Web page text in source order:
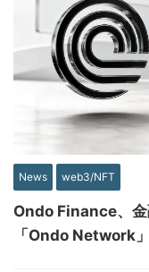
News web3/NFT
Ondo Finance、金
「Ondo Network